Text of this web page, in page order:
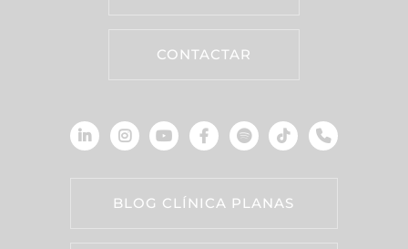
CONTACTAR
BLOG CLÍNICA PLANAS